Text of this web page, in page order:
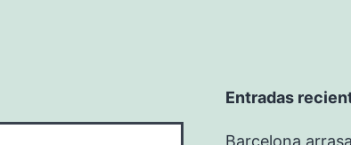
Entradas
Barcelona